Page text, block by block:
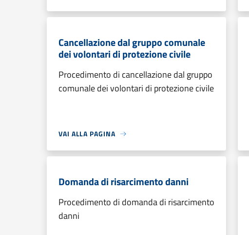
Cancellazione dal gruppo comunale
dei volontari di protezione civile
Procedimento di cancellazione dal gruppo
comunale dei volontari di protezione civile
VAI ALLA PAGINA
Domanda di risarcimento danni
Procedimento di domanda di risarcimento
danni